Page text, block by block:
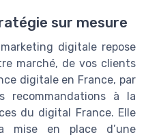
sur mesure
digitale repose
marché, de vos clients
digitale en France, par
recommandations à la
du digital France. Elle
mise en place d’une